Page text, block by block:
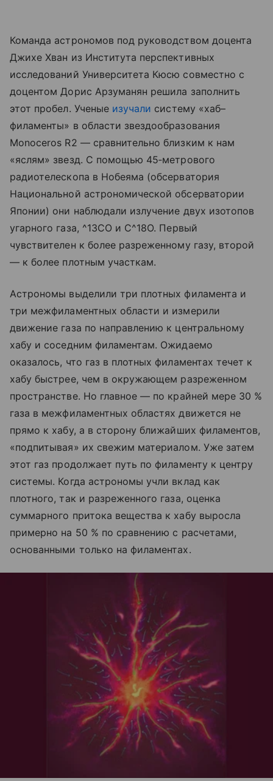
Команда астрономов под руководством доцента
Джихе Хван из Института перспективных
исследований Университета Кюсю совместно с
доцентом Дорис Арзуманян решила заполнить
этот пробел. Ученые изучали систему «хаб–
филаменты» в области звездообразования
Monoceros R2 — сравнительно близким к нам
«яслям» звезд. С помощью 45‑метрового
радиотелескопа в Нобеяма (обсерватория
Национальной астрономической обсерватории
Японии) они наблюдали излучение двух изотопов
угарного газа, ^13CO и C^18O. Первый
чувствителен к более разреженному газу, второй
— к более плотным участкам.
Астрономы выделили три плотных филамента и
три межфиламентных области и измерили
движение газа по направлению к центральному
хабу и соседним филаментам. Ожидаемо
оказалось, что газ в плотных филаментах течет к
хабу быстрее, чем в окружающем разреженном
пространстве. Но главное — по крайней мере 30 %
газа в межфиламентных областях движется не
прямо к хабу, а в сторону ближайших филаментов,
«подпитывая» их свежим материалом. Уже затем
этот газ продолжает путь по филаменту к центру
системы. Когда астрономы учли вклад как
плотного, так и разреженного газа, оценка
суммарного притока вещества к хабу выросла
примерно на 50 % по сравнению с расчетами,
основанными только на филаментах.